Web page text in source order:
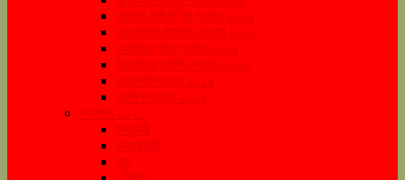
আগস্ট রাখীপূর্ণিমা সংখ্যা ২০১৯
সেপ্টেম্বর মহালয়া সংখ্যা ২০১৯
অক্টোবর শারদ সংখ্যা ২০১৯
ডিসেম্বর বড়দিন সংখ্যা ২০১৯
নভেম্বর সংখ্যা ২০১৯
বড়দিন সংখ্যা ২০১৯
সংরক্ষণ ২০২০
জানুয়ারী
ফেব্রুয়ারী
মার্চ